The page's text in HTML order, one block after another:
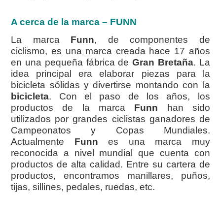
A cerca de la marca – FUNN
La marca Funn, de componentes de
ciclismo, es una marca creada hace 17 años
en una pequeña fábrica deGran Bretaña. La
idea principal era elaborar piezas para la
bicicleta sólidas y divertirse montando con la
bicicleta. Con el paso de los años, los
productos de la marca Funn han sido
utilizados por grandes ciclistas ganadores de
Campeonatos y Copas Mundiales.
Actualmente Funnes una marca muy
reconocida a nivel mundial que cuenta con
productos de alta calidad. Entre su cartera de
productos, encontramos manillares, puños,
tijas, sillines, pedales, ruedas, etc.